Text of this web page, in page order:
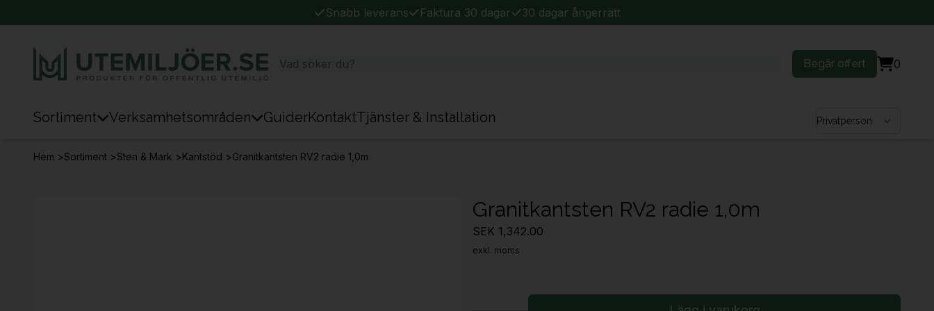
Snabb leverans Faktura 30 dagar 30 dagar ångerrätt
Begär offert 0
Sortiment Verksamhetsområden GuiderKontaktTjänster & Installation Välj kundtyp
Hem >Sortiment >Sten & Mark >Kantstöd >Granitkantsten RV2 radie 1,0m
Granitkantsten RV2 radie 1,0m
SEK 1,342.00
exkl. moms